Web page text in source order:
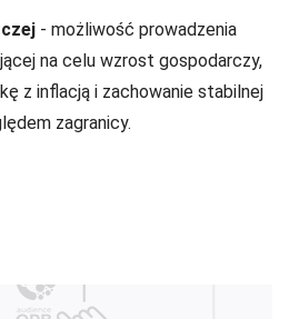
- możliwość prowadzenia
na celu wzrost gospodarczy,
z inflacją i zachowanie stabilnej
zagranicy.